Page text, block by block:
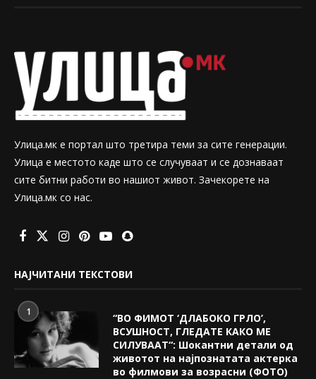
Улица.мк е портал што третира теми за сите генерации.
Улица е местото каде што се случуваат и се дознаваат
сите битни работи во нашиот живот. Зачекорете на
Улица.мк со нас.
НАЈЧИТАНИ ТЕКСТОВИ
1
“ВО ФИМОТ ‘ДЛАБОКО ГРЛО’,
ВСУШНОСТ, ГЛЕДАТЕ КАКО МЕ
СИЛУВААТ“: Шокантни детали од
животот на најпознатата актерка
во филмови за возрасни (ФОТО)